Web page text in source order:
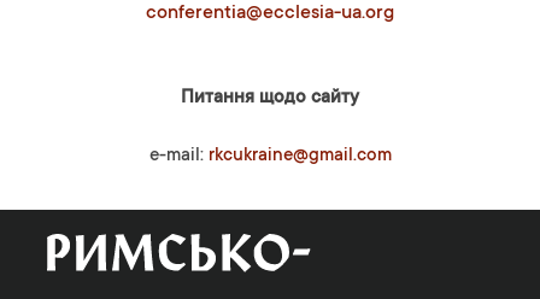
conferentia@ecclesia-ua.org
Питання щодо сайту
e-mail: rkcukraine@gmail.com